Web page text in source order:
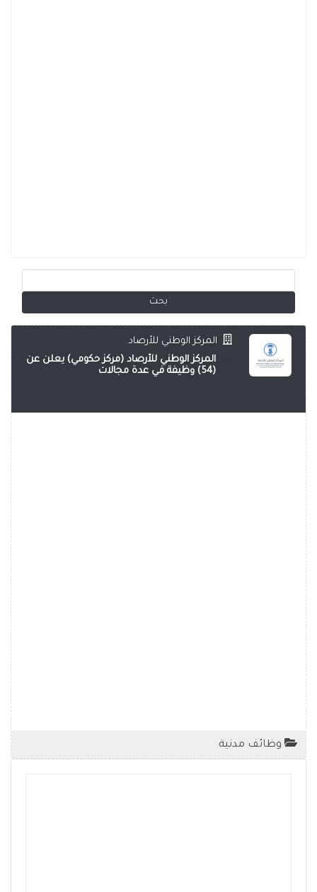
المركز الوطني للأرصاد
المركز الوطني للأرصاد (مركز حكومي) يعلن عن
(54) وظيفة في عدة مجالات
وظائف مدنية